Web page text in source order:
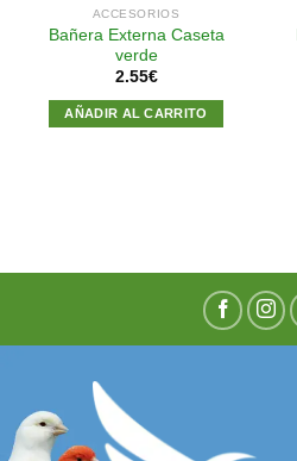
ACCESORIOS
Bañera Externa Caseta
verde
2.55€
AÑADIR AL CARRITO